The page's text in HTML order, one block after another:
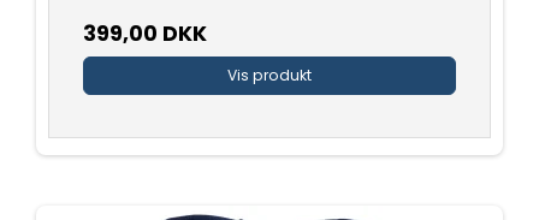
399,00 DKK
Vis produkt